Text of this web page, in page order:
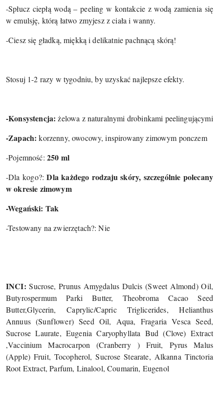
-Spłucz ciepłą wodą – peeling w kontakcie z wodą zamienia się
w emulsję, którą łatwo zmyjesz z ciała i wanny.
-Ciesz się gładką, miękką i delikatnie pachnącą skórą!
Stosuj 1-2 razy w tygodniu, by uzyskać najlepsze efekty.
-Konsystencja: żelowa z naturalnymi drobinkami peelingującymi
-Zapach: korzenny, owocowy, inspirowany zimowym ponczem
-Pojemność: 250 ml
-Dla kogo?:Dla każdego rodzaju skóry, szczególnie polecany
w okresie zimowym
-Wegański: Tak
-Testowany na zwierzętach?: Nie
INCI:Sucrose, Prunus Amygdalus Dulcis (Sweet Almond) Oil,
Butyrospermum Parki Butter, Theobroma Cacao Seed
Butter,Glycerin, Caprylic/Capric Triglicerides, Helianthus
Annuus (Sunflower) Seed Oil, Aqua, Fragaria Vesca Seed,
Sucrose Laurate, Eugenia Caryophyllata Bud (Clove) Extract
,Vaccinium Macrocarpon (Cranberry ) Fruit, Pyrus Malus
(Apple) Fruit, Tocopherol, Sucrose Stearate, Alkanna Tinctoria
Root Extract, Parfum, Linalool, Coumarin, Eugenol